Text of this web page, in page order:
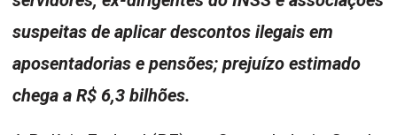
suspeitas de aplicar descontos ilegais em
aposentadorias e pensões; prejuízo estimado
chega a R$ 6,3 bilhões.